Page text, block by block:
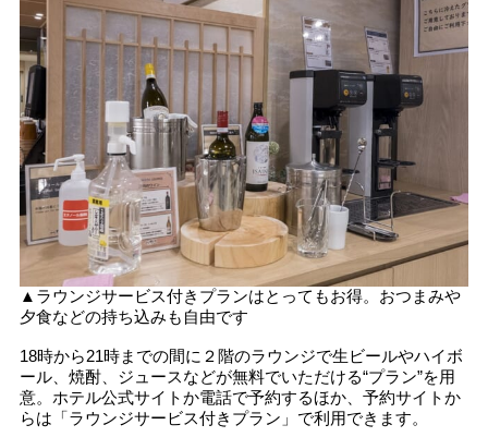
▲ラウンジサービス付きプランはとってもお得。おつまみや
夕食などの持ち込みも自由です
18時から21時までの間に２階のラウンジで生ビールやハイボ
ール、焼酎、ジュースなどが無料でいただける“プラン”を用
意。ホテル公式サイトか電話で予約するほか、予約サイトか
らは「ラウンジサービス付きプラン」で利用できます。